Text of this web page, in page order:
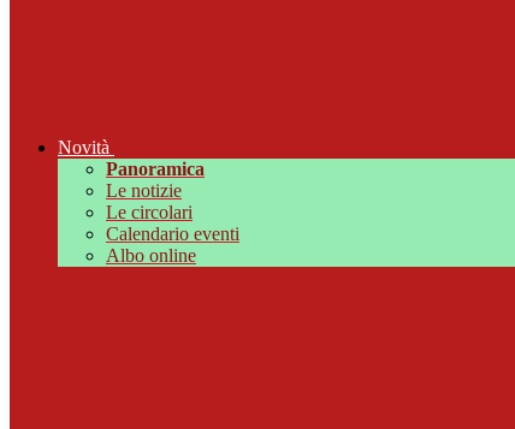
Novità
Panoramica
Le notizie
Le circolari
Calendario eventi
Albo online